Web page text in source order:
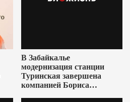
В Забайкалье
модернизация станции
Туринская завершена
компанией Бориса